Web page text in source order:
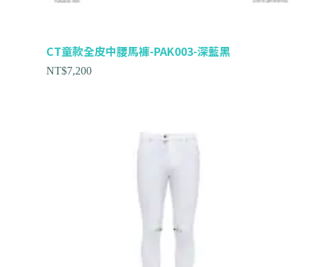
CT童款全皮中腰馬褲-PAK003-深藍黑
NT$7,200